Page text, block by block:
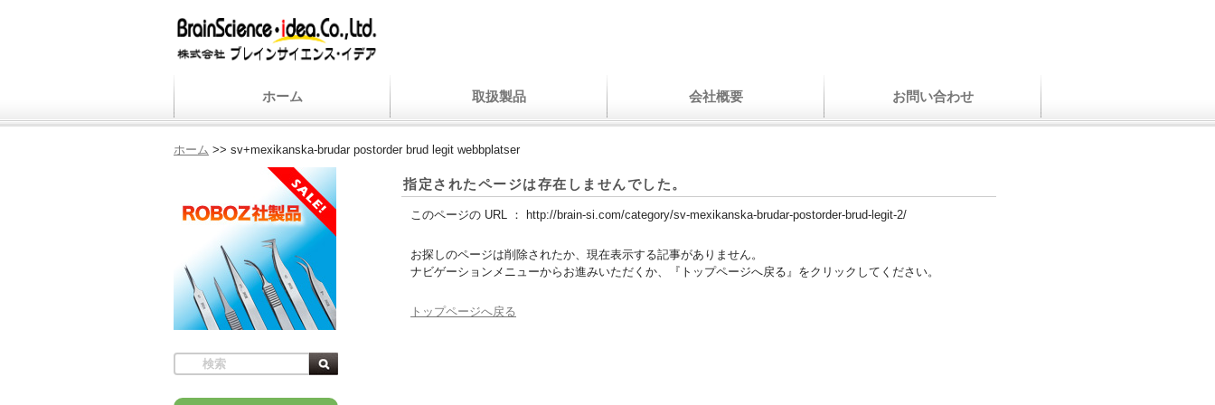
ホーム 取扱製品 会社概要 お問い合わせ
ホーム >> sv+mexikanska-brudar postorder brud legit webbplatser
指定されたページは存在しませんでした。
このページの URL ： http://brain-si.com/category/sv-mexikanska-brudar-postorder-brud-legit-2/
お探しのページは削除されたか、現在表示する記事がありません。
ナビゲーションメニューからお進みいただくか、『トップページへ戻る』をクリックしてください。
トップページへ戻る